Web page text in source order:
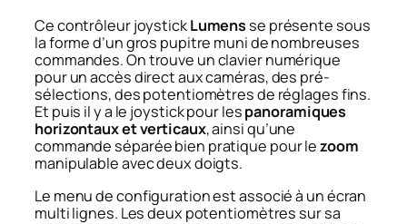
Ce contrôleur joystickLumens se présente sous
la forme d’un gros pupitre muni de nombreuses
commandes. On trouve un clavier numérique
pour un accès direct aux caméras, des pré-
sélections, des potentiomètres de réglages fins.
Et puis il y a le joystick pour lespanoramiques
horizontaux et verticaux, ainsi qu’une
commande séparée bien pratique pour lezoom
manipulable avec deux doigts.
Le menu de configuration est associé à un écran
multi lignes. Les deux potentiomètres sur sa